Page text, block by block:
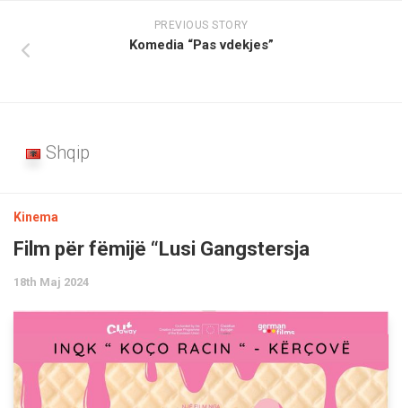
PREVIOUS STORY
Komedia “Pas vdekjes”
Shqip
Kinema
Film për fëmijë “Lusi Gangstersja
18th Maj 2024